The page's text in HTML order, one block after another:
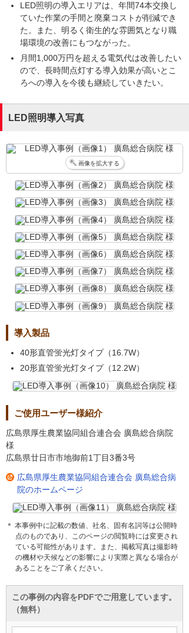
LED照明の導入エリアは、年間74本交換し
ていた作業の手間と廃棄コストが削減でき
た。また、明るく衛生的な雰囲気となり職
場環境の改善にもつながった。
月間1,000万円を超える電気代は改善したい
ので、長時間点灯する導入効果が高いとこ
ろへの導入を今後も継続していきたい。
LED照明導入写真
画像を拡大する
導入製品
40形直管蛍光灯タイプ（16.7W）
20形直管蛍光灯タイプ（12.2W）
ご使用ユーザー様紹介
広島県厚生農業協同組合連合会 廣島総合病院
様
広島県廿日市市地御前1丁目3番3号
広島県厚生農業協同組合連合会 廣島総合病
院のホームページ
＊ 本事例中に記載の数値、社名、固有名詞等は公開時
点のものであり、このページの閲覧時には変更され
ている可能性があります。また、掲載写真は撮影時
の機材や天候などの影響により実際と異なる場合が
あることをご了承ください。
この事例の内容をPDFでご用意しています。
（無料）